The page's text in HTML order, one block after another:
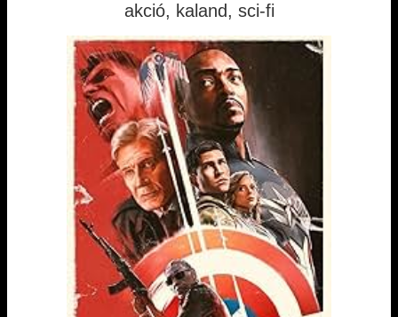
akció, kaland, sci-fi